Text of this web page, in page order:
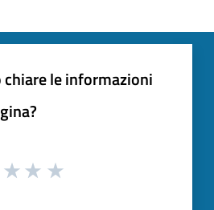
chiare le informazioni